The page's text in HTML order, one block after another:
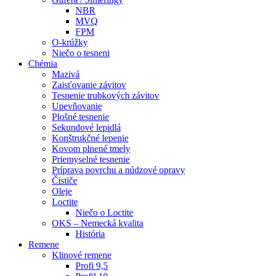
NBR
MVQ
FPM
O-krúžky
Niečo o tesneni
Chémia
Mazivá
Zaisťovanie závitov
Tesnenie trubkových závitov
Upevňovanie
Plošné tesnenie
Sekundové lepidlá
Konštrukčné lepenie
Kovom plnené tmely
Priemyselné tesnenie
Príprava povrchu a núdzové opravy
Čističe
Oleje
Loctite
Niečo o Loctite
OKS – Nemecká kvalita
História
Remene
Klinové remene
Profi 9,5